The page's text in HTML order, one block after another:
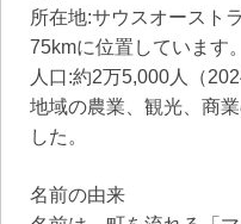
所在地:サウスオースト
75kmに位置しています。
人口:約2万5,000人（
地域の農業、観光、商
した。
名前の由来